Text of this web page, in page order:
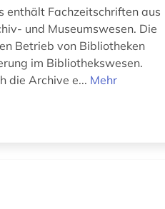
enthält Fachzeitschriften aus
und Museumswesen. Die
Betrieb von Bibliotheken
im Bibliothekswesen.
die Archive e... Mehr